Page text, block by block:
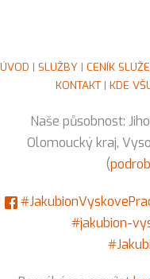
ÚVOD | SLUŽBY | CENÍK
KONTAKT| KDE
Naše působnost:
Olomoucký kraj,
(
#jakubion-